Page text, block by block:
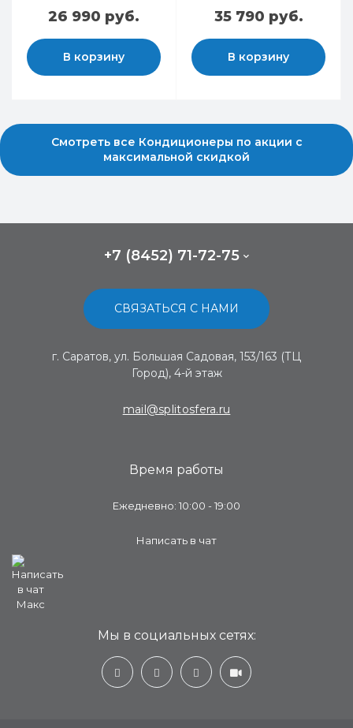
26 990 руб.
В корзину
35 790 руб.
В корзину
Смотреть все Кондиционеры по акции с
максимальной скидкой
+7 (8452) 71-72-75
СВЯЗАТЬСЯ С НАМИ
г. Саратов, ул. Большая Садовая, 153/163 (ТЦ
Город), 4-й этаж
mail@splitosfera.ru
Время работы
Ежедневно: 10:00 - 19:00
Написать в чат
Мы в социальных сетях: